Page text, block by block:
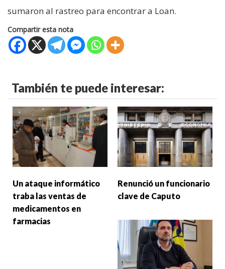
sumaron al rastreo para encontrar a Loan.
Compartir esta nota
También te puede interesar:
Un ataque informático
traba las ventas de
medicamentos en
farmacias
Renunció un funcionario
clave de Caputo